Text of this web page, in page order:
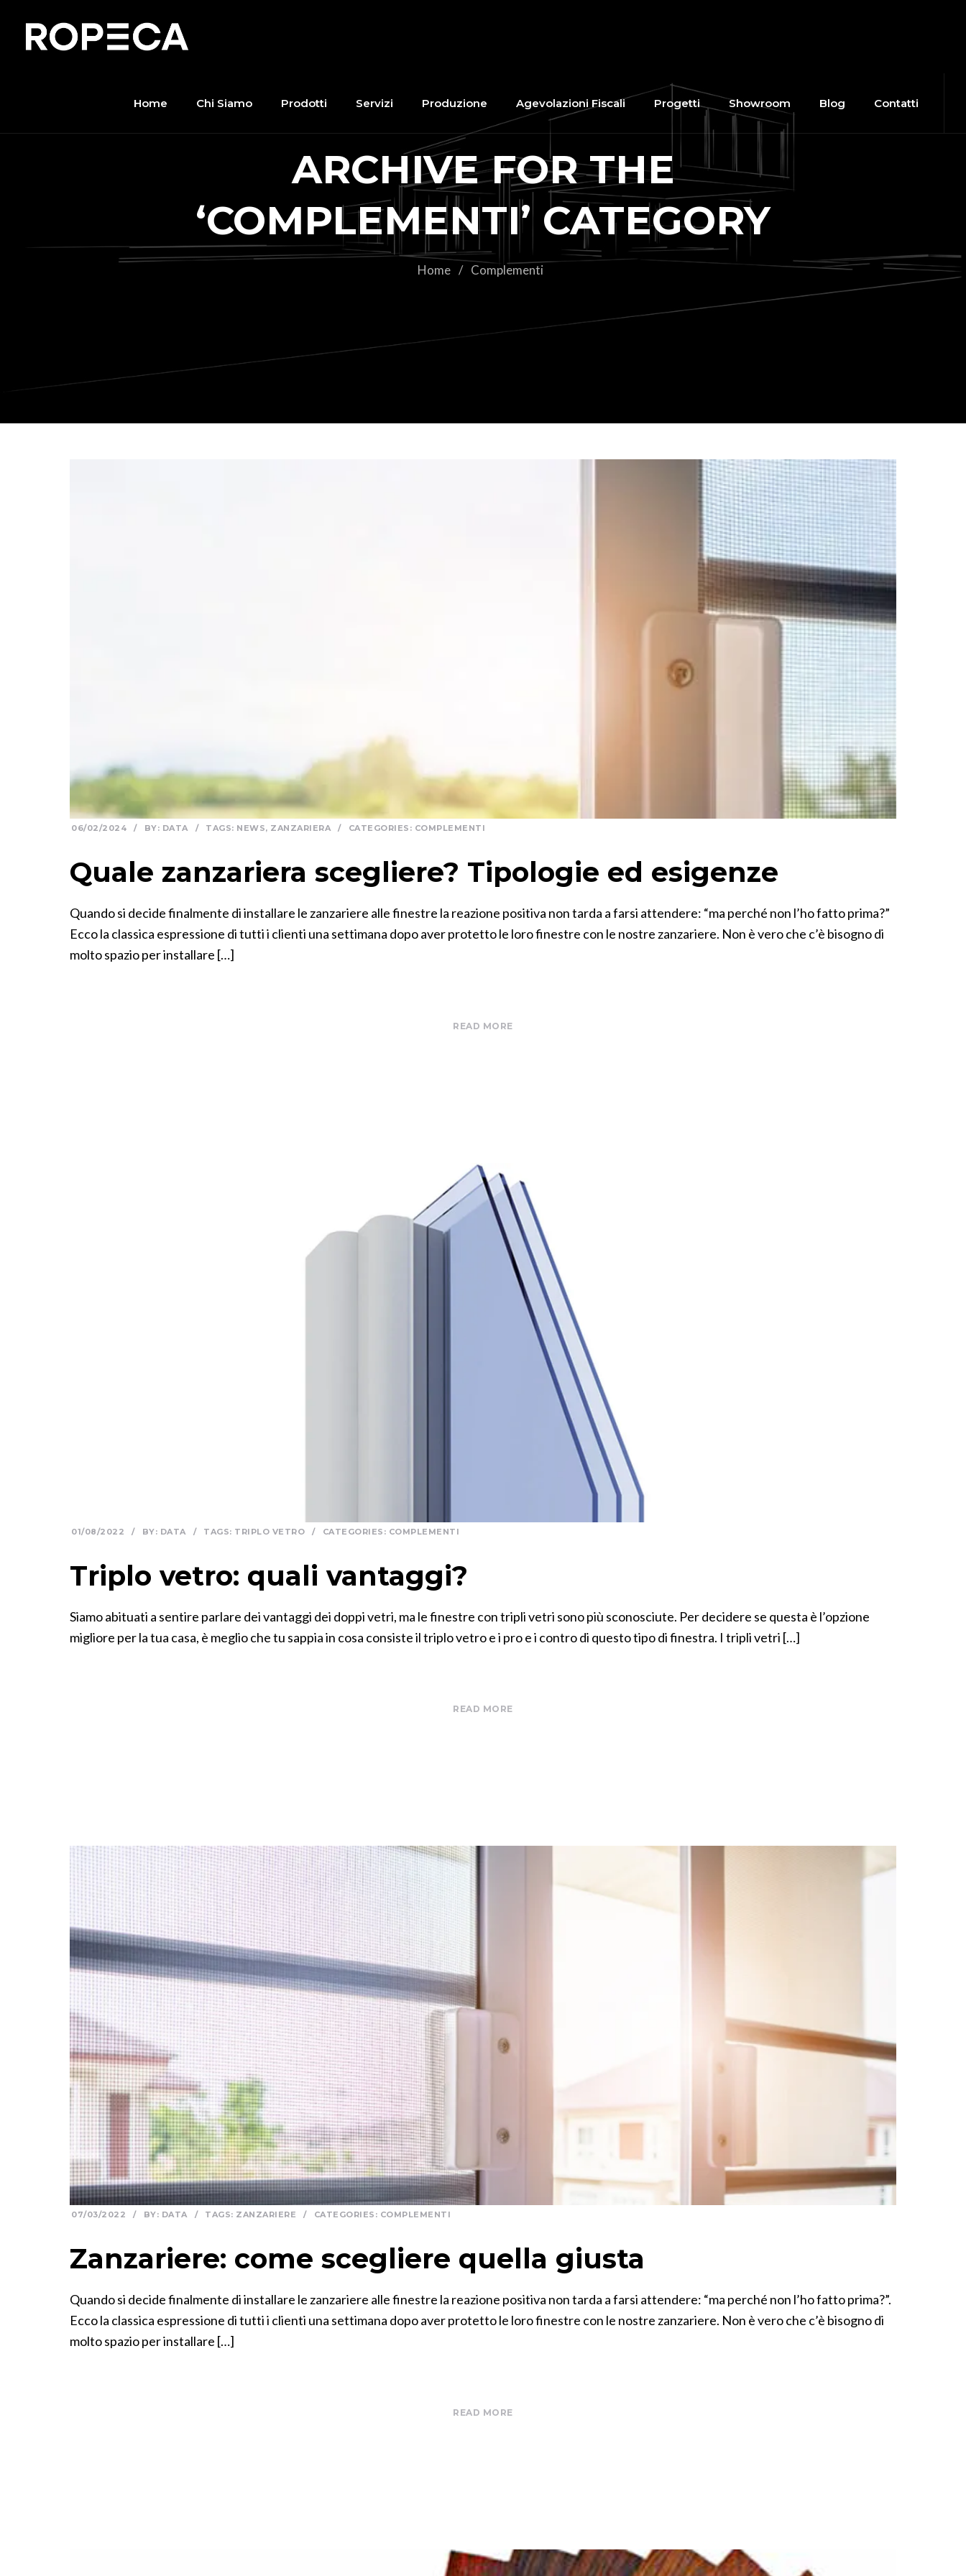
Home Chi Siamo Prodotti Servizi Produzione Agevolazioni Fiscali Progetti Showroom Blog Contatti
ARCHIVE FOR THE
‘COMPLEMENTI’ CATEGORY
Home / Complementi
06/02/2024 / BY: DATA / TAGS: NEWS, ZANZARIERA / CATEGORIES: COMPLEMENTI
Quale zanzariera scegliere? Tipologie ed esigenze
Quando si decide finalmente di installare le zanzariere alle finestre la reazione positiva non tarda a farsi attendere: “ma perché non l’ho fatto prima?”
Ecco la classica espressione di tutti i clienti una settimana dopo aver protetto le loro finestre con le nostre zanzariere. Non è vero che c’è bisogno di
molto spazio per installare […]
READ MORE
01/08/2022 / BY: DATA / TAGS: TRIPLO VETRO / CATEGORIES: COMPLEMENTI
Triplo vetro: quali vantaggi?
Siamo abituati a sentire parlare dei vantaggi dei doppi vetri, ma le finestre con tripli vetri sono più sconosciute. Per decidere se questa è l’opzione
migliore per la tua casa, è meglio che tu sappia in cosa consiste il triplo vetro e i pro e i contro di questo tipo di finestra. I tripli vetri […]
READ MORE
07/03/2022 / BY: DATA / TAGS: ZANZARIERE / CATEGORIES: COMPLEMENTI
Zanzariere: come scegliere quella giusta
Quando si decide finalmente di installare le zanzariere alle finestre la reazione positiva non tarda a farsi attendere: “ma perché non l’ho fatto prima?”.
Ecco la classica espressione di tutti i clienti una settimana dopo aver protetto le loro finestre con le nostre zanzariere. Non è vero che c’è bisogno di
molto spazio per installare […]
READ MORE